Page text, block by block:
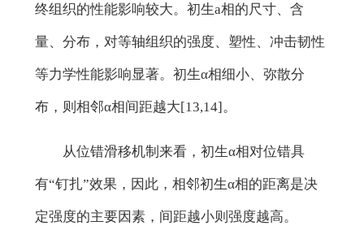
终组织的性能影响较大。初生a相的尺寸、含
量、分布，对等轴组织的强度、塑性、冲击韧性
等力学性能影响显著。初生α相细小、弥散分
布，则相邻α相间距越大[13,14]。
从位错滑移机制来看，初生α相对位错具
有“钉扎”效果，因此，相邻初生α相的距离是决
定强度的主要因素，间距越小则强度越高。